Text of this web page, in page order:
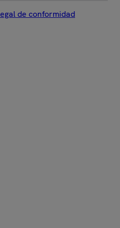
de conformidad